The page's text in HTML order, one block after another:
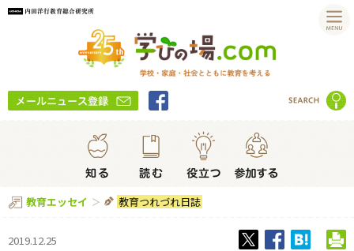
教育エッセイ 教育つれづれ日誌
2019.12.25